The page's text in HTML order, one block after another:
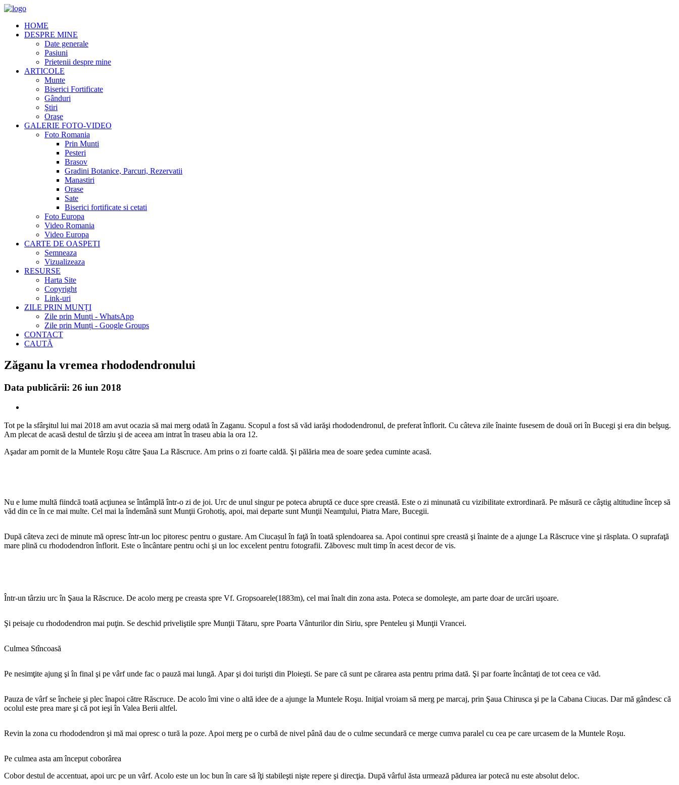
HOME
DESPRE MINE
Date generale
Pasiuni
Prietenii despre mine
ARTICOLE
Munte
Biserici Fortificate
Gânduri
Ştiri
Oraşe
GALERIE FOTO-VIDEO
Foto Romania
Prin Munti
Pesteri
Brasov
Gradini Botanice, Parcuri, Rezervatii
Manastiri
Orase
Sate
Biserici fortificate si cetati
Foto Europa
Video Romania
Video Europa
CARTE DE OASPETI
Semneaza
Vizualizeaza
RESURSE
Harta Site
Copyright
Link-uri
ZILE PRIN MUNȚI
Zile prin Munți - WhatsApp
Zile prin Munți - Google Groups
CONTACT
CAUTĂ
Zăganu la vremea rhododendronului
Data publicării: 26 iun 2018
Tot pe la sfârşitul lui mai 2018 am avut ocazia să mai merg odată în Zaganu. Scopul a fost să văd iarăşi rhododendronul, de preferat înflorit. Cu câteva zile înainte fusesem de două ori în Bucegi şi era din belşug.
Am plecat de acasă destul de târziu şi de aceea am intrat în traseu abia la ora 12.
Aşadar am pornit de la Muntele Roşu către Şaua La Răscruce. Am prins o zi foarte caldă. Şi pălăria mea de soare şedea cuminte acasă.
Nu e lume multă fiindcă toată acţiunea se întâmplă într-o zi de joi. Urc de unul singur pe poteca abruptă ce duce spre creastă. Este o zi minunată cu vizibilitate extrordinară. Pe măsură ce câştig altitudine încep să
văd din ce în ce mai multe. Cel mai la îndemână sunt Munţii Grohotiş, apoi, mai departe sunt Munţii Neamţului, Piatra Mare, Bucegii.
După câteva zeci de minute mă opresc într-un loc pitoresc pentru o gustare. Am Ciucașul în faţă în toată splendoarea sa. Apoi continui spre creastă şi înainte de a ajunge La Răscruce vine şi răsplata. O suprafaţă
mare plină cu rhododendron înflorit. Este o încântare pentru ochi şi un loc excelent pentru fotografii. Zăbovesc mult timp în acest decor de vis.
Într-un târziu urc în Şaua la Răscruce. De acolo merg pe creasta spre Vf. Gropsoarele(1883m), cel mai înalt din zona asta. Poteca se domoleşte, am parte doar de urcări uşoare.
Şi peisaje cu rhododendron mai puţin. Se deschid priveliştile spre Munţii Tătaru, spre Poarta Vânturilor din Siriu, spre Penteleu şi Munţii Vrancei.
Culmea Stîncoasă
Pe nesimţite ajung şi în final şi pe vârf unde fac o pauză mai lungă. Apar şi doi turişti din Ploieşti. Se pare că sunt pe cărarea asta pentru prima dată. Şi par foarte încântaţi de tot ceea ce văd.
Pauza de vârf se încheie şi plec înapoi către Răscruce. De acolo îmi vine o altă idee de a ajunge la Muntele Roşu. Iniţial vroiam să merg pe marcaj, prin Şaua Chirusca şi pe la Cabana Ciucas. Dar mă gândesc că
ocolul este prea mare şi că pot ieşi în Valea Berii altfel.
Revin la zona cu rhododendron şi mă mai opresc o tură la poze. Apoi merg pe o curbă de nivel până dau de o culme secundară ce merge cumva paralel cu cea pe care urcasem de la Muntele Roşu.
Pe culmea asta am început coborârea
Cobor destul de accentuat, apoi urc pe un vârf. Acolo este un loc bun în care să îţi stabileşti nişte repere şi direcţia. După vârful ăsta urmează pădurea iar potecă nu este absolut deloc.